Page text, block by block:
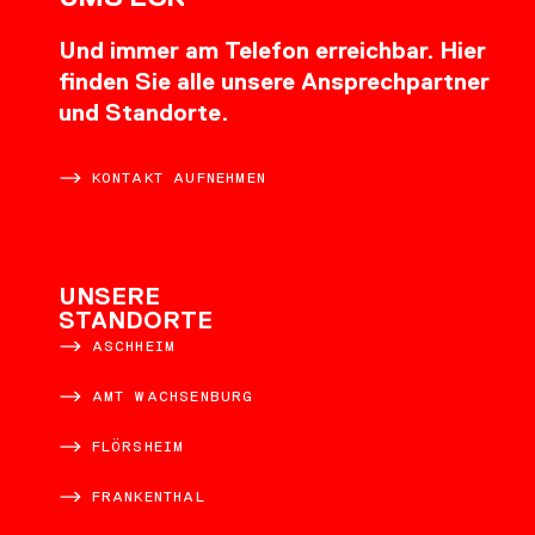
Und immer am Telefon erreichbar. Hier
finden Sie alle unsere Ansprechpartner
und Standorte.
KONTAKT AUFNEHMEN
UNSERE
STANDORTE
ASCHHEIM
AMT WACHSENBURG
FLÖRSHEIM
FRANKENTHAL